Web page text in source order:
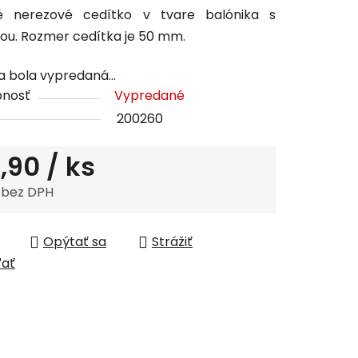
nerezové cedítko v tvare balónika s
Rozmer cedítka je 50 mm.
bola vypredaná…
Vypredané
200260
/ ks
DPH
Opýtať sa
Strážiť